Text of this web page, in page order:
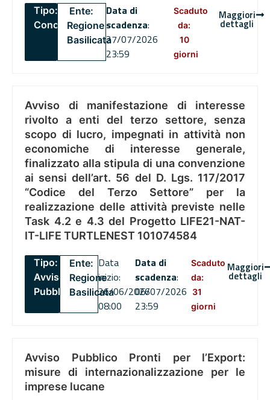
Tipo:
Concorsi
Ente:
Regione
Basilicata
Data di
scadenza:
27/07/2026
23:59
Scaduto
da:
10
giorni
Maggiori
dettagli
Avviso di manifestazione di interesse
rivolto a enti del terzo settore, senza
scopo di lucro, impegnati in attività non
economiche di interesse generale,
finalizzato alla stipula di una convenzione
ai sensi dell’art. 56 del D. Lgs. 117/2017
“Codice del Terzo Settore” per la
realizzazione delle attività previste nelle
Task 4.2 e 4.3 del Progetto LIFE21-NAT-
IT-LIFE TURTLENEST 101074584
Tipo:
Avviso
Pubblico
Ente:
Regione
Basilicata
Data
inizio:
26/06/2026
08:00
Data di
scadenza:
06/07/2026
23:59
Scaduto
da:
31
giorni
Maggiori
dettagli
Avviso Pubblico Pronti per l’Export:
misure di internazionalizzazione per le
imprese lucane